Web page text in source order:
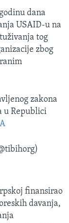
dana
USAID-u na
tog
zbog
zakona
u Republici
finansirao
davanja,